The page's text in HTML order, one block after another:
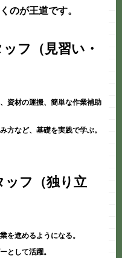
のが王道です。
フ（見習い・
資材の運搬、簡単な作業補助
方など、基礎を実践で学ぶ。
ッフ（独り立
を進めるようになる。
として活躍。